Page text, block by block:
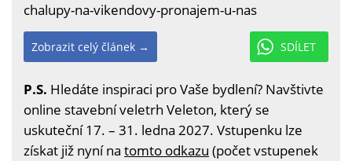
chalupy-na-vikendovy-pronajem-u-nas
SDÍLET
Zobrazit celý článek →
P.S. Hledáte inspiraci pro Vaše bydlení? Navštivte
online stavební veletrh Veleton, který se
uskuteční 17. – 31. ledna 2027. Vstupenku lze
získat již nyní na tomto odkazu (počet vstupenek